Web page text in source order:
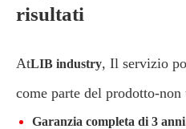
risultati
AtLIB industry, Il servizio
come parte del prodotto-non
Garanzia completa di 3 anni